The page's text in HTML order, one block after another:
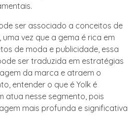
ser associado a conceitos de
vez que a gema é rica em
de moda e publicidade, essa
ser traduzida em estratégias
da marca e atraem o
entender o que é Yolk é
atua nesse segmento, pois
mais profunda e significativa